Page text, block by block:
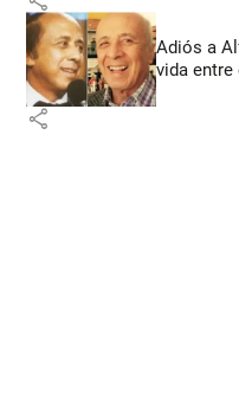
Adiós a
vida entre
share